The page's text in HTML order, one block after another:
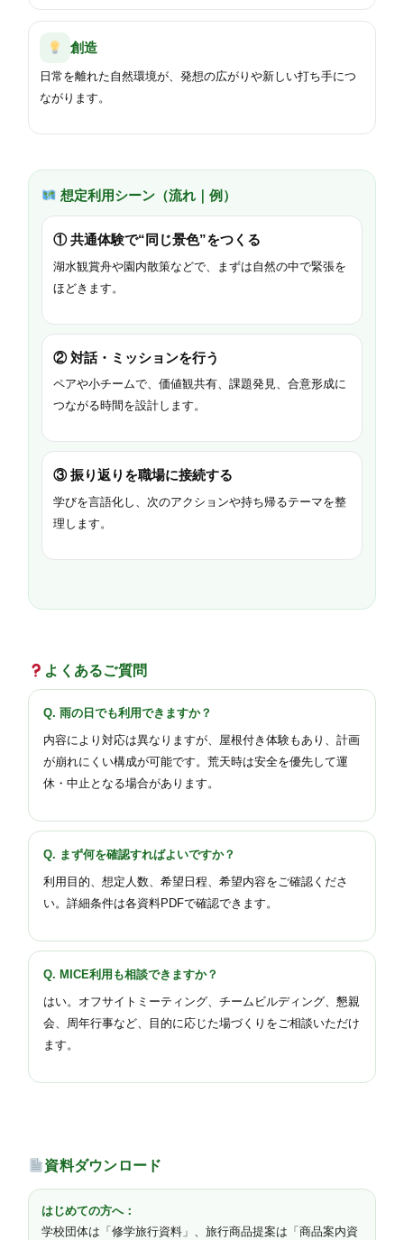
創造
日常を離れた自然環境が、発想の広がりや新しい打ち手につ
ながります。
想定利用シーン（流れ｜例）
①共通体験で“同じ景色”をつくる
湖水観賞舟や園内散策などで、まずは自然の中で緊張を
ほどきます。
②対話・ミッションを行う
ペアや小チームで、価値観共有、課題発見、合意形成に
つながる時間を設計します。
③振り返りを職場に接続する
学びを言語化し、次のアクションや持ち帰るテーマを整
理します。
よくあるご質問
Q. 雨の日でも利用できますか？
内容により対応は異なりますが、屋根付き体験もあり、計画
が崩れにくい構成が可能です。荒天時は安全を優先して運
休・中止となる場合があります。
Q. まず何を確認すればよいですか？
利用目的、想定人数、希望日程、希望内容をご確認くださ
い。詳細条件は各資料PDFで確認できます。
Q. MICE利用も相談できますか？
はい。オフサイトミーティング、チームビルディング、懇親
会、周年行事など、目的に応じた場づくりをご相談いただけ
ます。
資料ダウンロード
はじめての方へ：
学校団体は「修学旅行資料」、旅行商品提案は「商品案内資